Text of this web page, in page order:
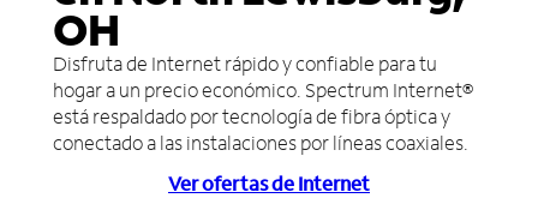
OH
Disfruta de Internet rápido y confiable para tu
hogar a un precio económico. Spectrum Internet®
está respaldado por tecnología de fibra óptica y
conectado a las instalaciones por líneas coaxiales.
Ver ofertas de Internet